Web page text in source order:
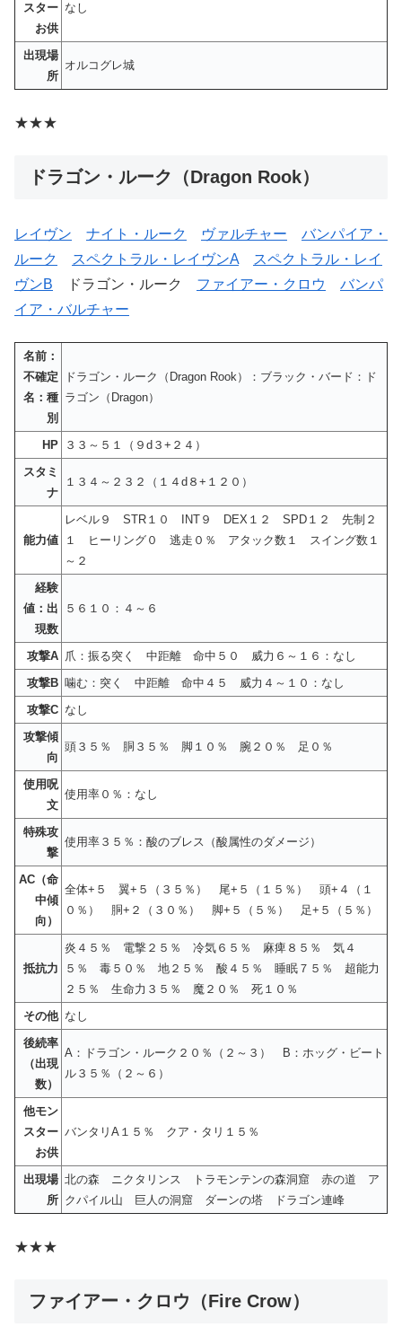
スター
お供
なし
出現場
所
オルコグレ城
★★★
ドラゴン・ルーク（Dragon Rook）
レイヴン ナイト・ルーク ヴァルチャー
バンパイア・
ルーク
スペクトラル・レイヴンA
スペクトラル・レイ
ヴンB ドラゴン・ルーク ファイアー・クロウ
バンパ
イア・バルチャー
名前：
不確定
名：種
別
ドラゴン・ルーク（Dragon Rook）：ブラック・バード：ド
ラゴン（Dragon）
HP
３３～５１（９d３+２４）
スタミ
ナ
１３４～２３２（１４d８+１２０）
能力値
レベル９ STR１０ INT９ DEX１２ SPD１２ 先制２
１ ヒーリング０ 逃走０％ アタック数１ スイング数１
～２
経験
値：出
現数
５６１０：４～６
攻撃A 爪：振る突く 中距離 命中５０ 威力６～１６：なし
攻撃B 噛む：突く 中距離 命中４５ 威力４～１０：なし
攻撃C なし
攻撃傾
向
頭３５％ 胴３５％ 脚１０％ 腕２０％ 足０％
使用呪
文
使用率０％：なし
特殊攻
撃
使用率３５％：酸のブレス（酸属性のダメージ）
AC（命
中傾
向）
全体+５ 翼+５（３５％） 尾+５（１５％） 頭+４（１
０％） 胴+２（３０％） 脚+５（５％） 足+５（５％）
抵抗力
炎４５％ 電撃２５％ 冷気６５％ 麻痺８５％ 気４
５％ 毒５０％ 地２５％ 酸４５％ 睡眠７５％ 超能力
２５％ 生命力３５％ 魔２０％ 死１０％
その他 なし
後続率
（出現
数）
A：ドラゴン・ルーク２０％（２～３） B：ホッグ・ビート
ル３５％（２～６）
他モン
スター
お供
バンタリA１５％ クア・タリ１５％
出現場
所
北の森 ニクタリンス トラモンテンの森洞窟 赤の道 ア
クパイル山 巨人の洞窟 ダーンの塔 ドラゴン連峰
★★★
ファイアー・クロウ（Fire Crow）